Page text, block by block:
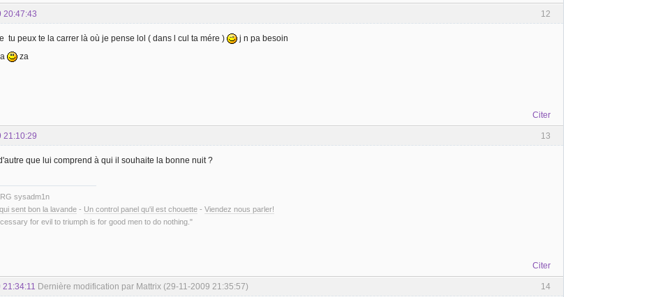
12
20:47:43
tu peux te la carrer là où je pense lol ( dans l cul ta mére )
j n pa besoin
za
Citer
13
21:10:29
que lui comprend à qui il souhaite la bonne nuit ?
sysadm1n
sent bon la lavande - Un control panel qu'il est chouette - Viendez nous parler!
for evil to triumph is for good men to do nothing."
Citer
14
21:34:11 Dernière modification par Mattrix (29-11-2009 21:35:57)